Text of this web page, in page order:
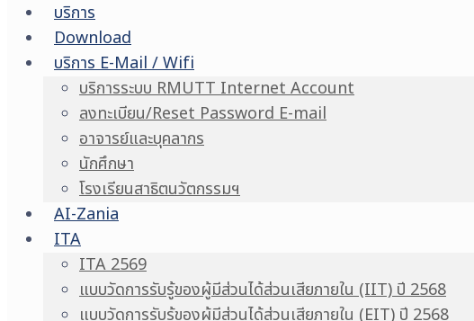
บริการ
Download
บริการ E-Mail / Wifi
บริการระบบ RMUTT Internet Account
ลงทะเบียน/Reset Password E-mail
อาจารย์และบุคลากร
นักศึกษา
โรงเรียนสาธิตนวัตกรรมฯ
AI-Zania
ITA
ITA 2569
แบบวัดการรับรู้ของผู้มีส่วนได้ส่วนเสียภายใน (IIT) ปี 2568
แบบวัดการรับรู้ของผู้มีส่วนได้ส่วนเสียภายใน (EIT) ปี 2568